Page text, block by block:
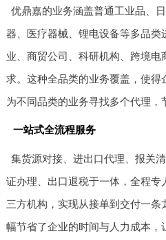
优鼎嘉的业务涵盖普通工业品、
器、医疗器械、锂电设备等多品类
业、商贸公司、科研机构、跨境
求。这种全品类的业务覆盖，使
为不同品类的业务寻找多个代理，
一站式全流程服务
集货源对接、进出口代理、报关
证办理、出口退税于一体，全程
三方机构，实现从接单到交付一
幅节省了企业的时间与人力成本，